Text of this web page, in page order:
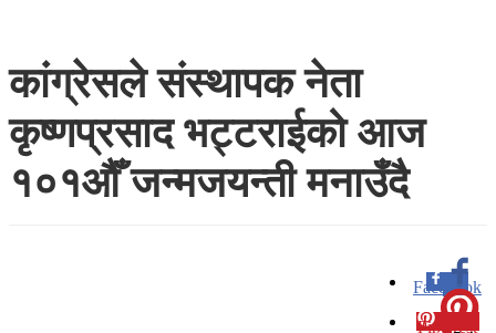
कांग्रेसले संस्थापक नेता
कृष्णप्रसाद भट्टराईको आज
१०१औँ जन्मजयन्ती मनाउँदै
Facebook
0
Pinterest